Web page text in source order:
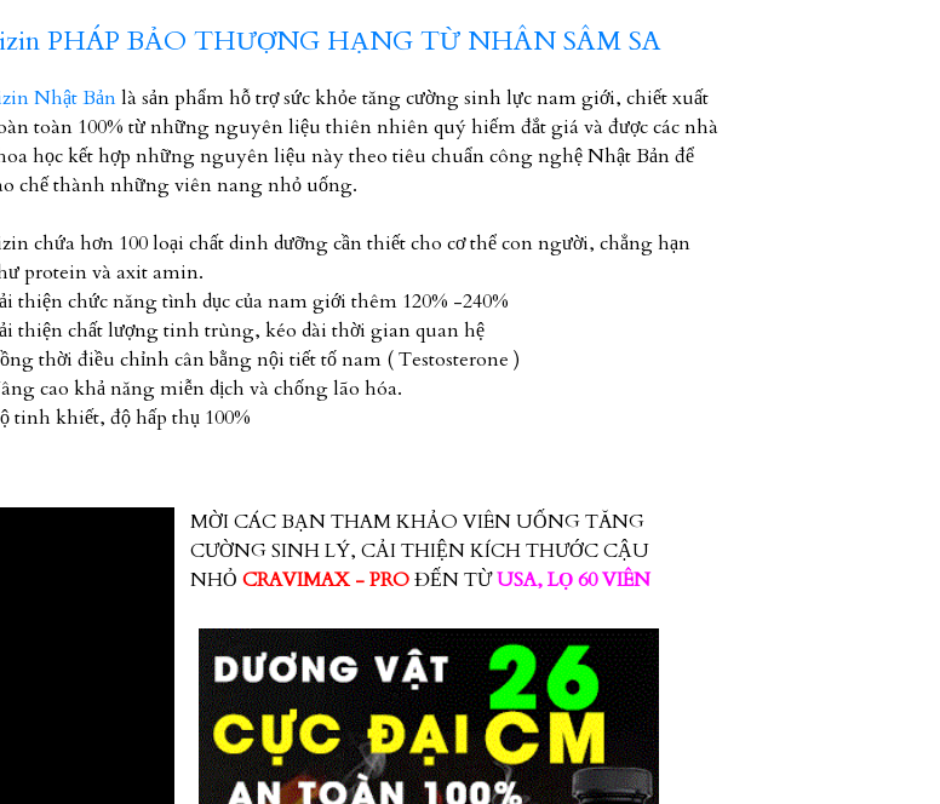
PHÁP BẢO THƯỢNG HẠNG TỪ NHÂN SÂM SA
Nhật Bảnlà sản phẩm hỗ trợ sức khỏe tăng cường sinh lực nam giới, chiết xuất
toàn 100% từ những nguyên liệu thiên nhiên quý hiếm đắt giá và được các nhà
học kết hợp những nguyên liệu này theo tiêu chuẩn công nghệ Nhật Bản để
chế thành những viên nang nhỏ uống.
chứa hơn 100 loại chất dinh dưỡng cần thiết cho cơ thể con người, chẳng hạn
protein và axit amin.
thiện chức năng tình dục của nam giới thêm 120% -240%
thiện chất lượng tinh trùng, kéo dài thời gian quan hệ
thời điều chỉnh cân bằng nội tiết tố nam ( Testosterone )
cao khả năng miễn dịch và chống lão hóa.
tinh khiết, độ hấp thụ 100%
MỜI CÁC BẠN THAM KHẢO VIÊN UỐNG TĂNG
CƯỜNG SINH LÝ, CẢI THIỆN KÍCH THƯỚC CẬU
NHỎ CRAVIMAX - PROĐẾN TỪUSA, LỌ 60 VIÊN